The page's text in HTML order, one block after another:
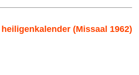
(Missaal 1962)